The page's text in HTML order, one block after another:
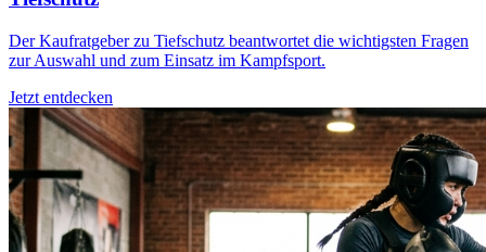
Der Kaufratgeber zu Tiefschutz beantwortet die wichtigsten Fragen
zur Auswahl und zum Einsatz im Kampfsport.
Jetzt entdecken